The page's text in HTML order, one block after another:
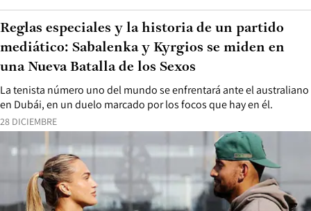
28 DICIEMBRE
La tenista número uno del mundo se enfrentará ante el australiano
en Dubái, en un duelo marcado por los focos que hay en él.
Reglas especiales y la historia de un partido
mediático: Sabalenka y Kyrgios se miden en
una Nueva Batalla de los Sexos